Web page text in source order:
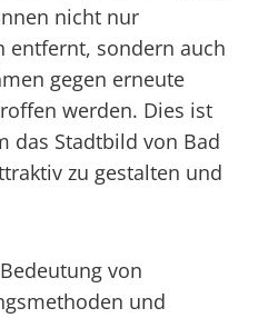
nicht nur
entfernt, sondern auch
gegen erneute
werden. Dies ist
das Stadtbild von Bad
zu gestalten und
von
und